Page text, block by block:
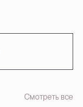
Смотреть все